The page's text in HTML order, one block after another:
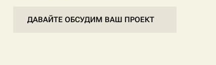
ДАВАЙТЕ ОБСУДИМ ВАШ ПРОЕКТ